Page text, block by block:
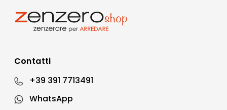
Contatti
+39 391 7713491
WhatsApp